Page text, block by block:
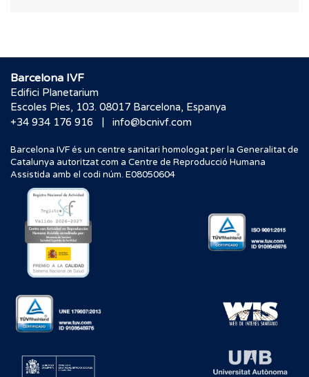
Barcelona IVF
Edifici Planetarium
Escoles Pies, 103. 08017 Barcelona, Espanya
+34 934 176 916
| info@bcnivf.com
Barcelona IVF és un centre sanitari homologat per la Generalitat de
Catalunya autoritzat com a Centre de Reproducció Humana
Assistida amb el codi núm. E08050604